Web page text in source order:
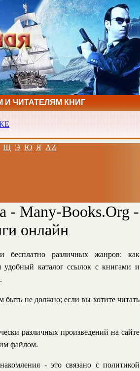
И ЧИТАТЕЛЯМ КНИГ
Щ Э Ю Я AZ
- Many-Books.Org -
онлайн
бесплатно различных жанров: как
удобный каталог ссылок с книгами и
быть не должно; если вы хотите читать
различных произведений на сайте
файлом.
- это связано с политикой